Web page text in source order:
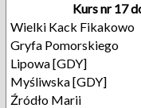
Kurs nr 17
Wielki Kack Fikakowo
Gryfa Pomorskiego
Lipowa [GDY]
Myśliwska [GDY]
Źródło Marii